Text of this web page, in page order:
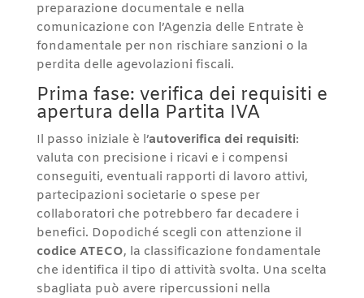
preparazione documentale e nella
comunicazione con l’Agenzia delle Entrate è
fondamentale per non rischiare sanzioni o la
perdita delle agevolazioni fiscali.
Prima fase: verifica dei requisiti e
apertura della Partita IVA
Il passo iniziale è l’autoverifica dei requisiti:
valuta con precisione i ricavi e i compensi
conseguiti, eventuali rapporti di lavoro attivi,
partecipazioni societarie o spese per
collaboratori che potrebbero far decadere i
benefici. Dopodiché scegli con attenzione il
codice ATECO, la classificazione fondamentale
che identifica il tipo di attività svolta. Una scelta
sbagliata può avere ripercussioni nella